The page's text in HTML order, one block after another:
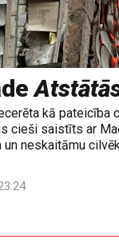
kā pateicība
cieši saistīts ar
neskaitāmu